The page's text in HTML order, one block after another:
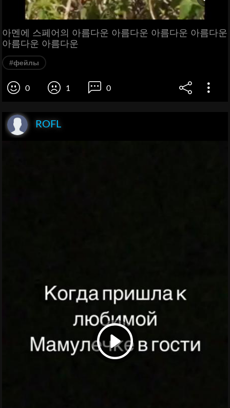
아멘에 스페어의 아름다운 아름다운 아름다운 아름다운
아름다운 아름다운
#фейлы
0 1 0
ROFL